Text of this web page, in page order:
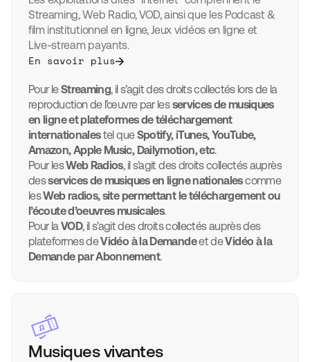
Streaming, Web Radio, VOD, ainsi que les Podcast &
film institutionnel en ligne, Jeux vidéos en ligne et
Live-stream payants.
En savoir plus
Pour leStreaming, il s’agit des droits collectés lors de la
reproduction de l’œuvre par lesservices de musiques
en ligne et plateformes de téléchargement
internationalestel queSpotify, iTunes, YouTube,
Amazon, Apple Music, Dailymotion, etc.
Pour lesWeb Radios, il s’agit des droits collectés auprès
desservices de musiques en ligne nationalescomme
lesWeb radios, site permettant le téléchargement ou
l’écoute d’oeuvres musicales.
Pour laVOD, il s’agit des droits collectés auprès des
plateformes deVidéo à la Demandeet deVidéo à la
Demande par Abonnement.
Musiques vivantes